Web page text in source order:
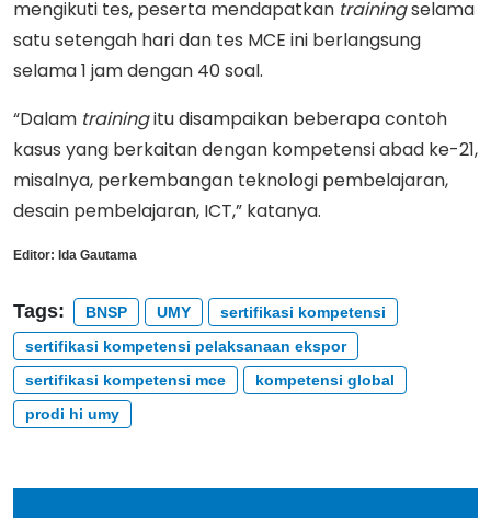
mengikuti tes, peserta mendapatkan trainingselama
satu setengah hari dan tes MCE ini berlangsung
selama 1 jam dengan 40 soal.
“Dalam trainingitu disampaikan beberapa contoh
kasus yang berkaitan dengan kompetensi abad ke-21,
misalnya, perkembangan teknologi pembelajaran,
desain pembelajaran, ICT,” katanya.
Editor: Ida Gautama
Tags: BNSP UMY
sertifikasi kompetensi
sertifikasi kompetensi pelaksanaan ekspor
sertifikasi kompetensi mce
kompetensi global
prodi hi umy